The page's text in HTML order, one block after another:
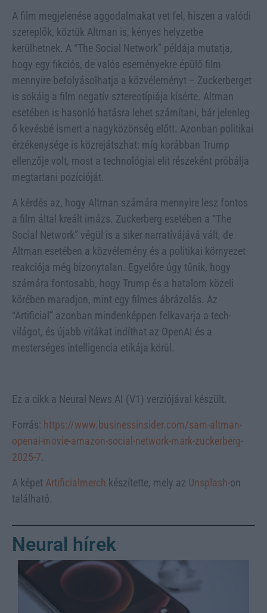
A film megjelenése aggodalmakat vet fel, hiszen a valódi
szereplők, köztük Altman is, kényes helyzetbe
kerülhetnek. A “The Social Network” példája mutatja,
hogy egy fikciós, de valós eseményekre épülő film
mennyire befolyásolhatja a közvéleményt – Zuckerberget
is sokáig a film negatív sztereotípiája kísérte. Altman
esetében is hasonló hatásra lehet számítani, bár jelenleg
ő kevésbé ismert a nagyközönség előtt. Azonban politikai
érzékenysége is közrejátszhat: míg korábban Trump
ellenzője volt, most a technológiai elit részeként próbálja
megtartani pozícióját.
A kérdés az, hogy Altman számára mennyire lesz fontos
a film által kreált imázs. Zuckerberg esetében a “The
Social Network” végül is a siker narratívájává vált, de
Altman esetében a közvélemény és a politikai környezet
reakciója még bizonytalan. Egyelőre úgy tűnik, hogy
számára fontosabb, hogy Trump és a hatalom közeli
körében maradjon, mint egy filmes ábrázolás. Az
“Artificial” azonban mindenképpen felkavarja a tech-
világot, és újabb vitákat indíthat az OpenAI és a
mesterséges intelligencia etikája körül.
Ez a cikk a Neural News AI (V1) verziójával készült.
Forrás: https://www.businessinsider.com/sam-altman-
openai-movie-amazon-social-network-mark-zuckerberg-
2025-7.
A képet Artificialmerch készítette, mely az Unsplash-on
található.
Neural hírek